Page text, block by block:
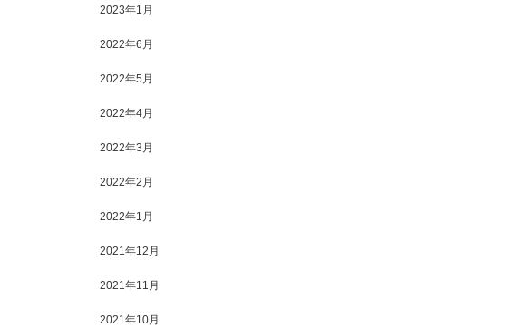
2023年1月
2022年6月
2022年5月
2022年4月
2022年3月
2022年2月
2022年1月
2021年12月
2021年11月
2021年10月